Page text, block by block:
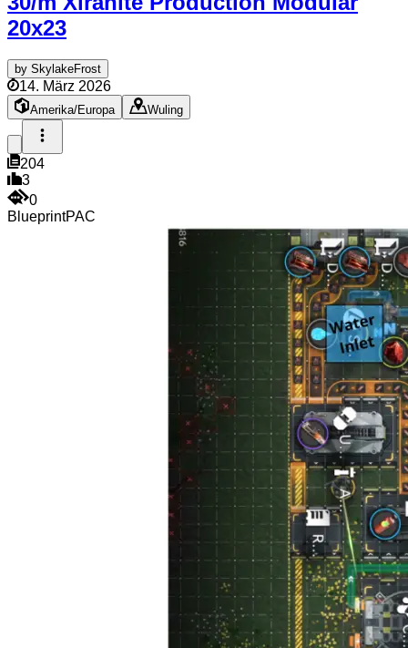
20x23
by SkylakeFrost
14. März 2026
Amerika/Europa Wuling
204
3
0
BlueprintPAC